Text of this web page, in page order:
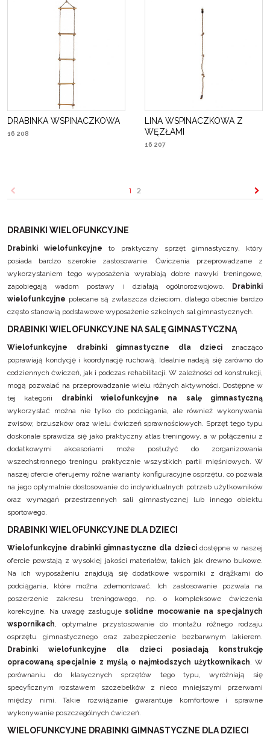
DRABINKA WSPINACZKOWA
16 208
LINA WSPINACZKOWA Z
WĘZŁAMI
16 207
1 2
DRABINKI WIELOFUNKCYJNE
Drabinki wielofunkcyjne to praktyczny sprzęt gimnastyczny, który
posiada bardzo szerokie zastosowanie. Ćwiczenia przeprowadzane z
wykorzystaniem tego wyposażenia wyrabiają dobre nawyki treningowe,
zapobiegają wadom postawy i działają ogólnorozwojowo.
Drabinki
wielofunkcyjne polecane są zwłaszcza dzieciom, dlatego obecnie bardzo
często stanowią podstawowe wyposażenie szkolnych sal gimnastycznych.
DRABINKI WIELOFUNKCYJNE NA SALĘ GIMNASTYCZNĄ
Wielofunkcyjne drabinki gimnastyczne dla dzieci znacząco
poprawiają kondycję i koordynację ruchową. Idealnie nadają się zarówno do
codziennych ćwiczeń, jak i podczas rehabilitacji. W zależności od konstrukcji,
mogą pozwalać na przeprowadzanie wielu różnych aktywności. Dostępne w
tej kategorii drabinki wielofunkcyjne na salę gimnastyczną
wykorzystać można nie tylko do podciągania, ale również wykonywania
zwisów, brzuszków oraz wielu ćwiczeń sprawnościowych. Sprzęt tego typu
doskonale sprawdza się jako praktyczny atlas treningowy, a w połączeniu z
dodatkowymi akcesoriami może posłużyć do zorganizowania
wszechstronnego treningu praktycznie wszystkich partii mięśniowych. W
naszej ofercie oferujemy różne warianty konfiguracyjne osprzętu, co pozwala
na jego optymalnie dostosowanie do indywidualnych potrzeb użytkowników
oraz wymagań przestrzennych sali gimnastycznej lub innego obiektu
sportowego.
DRABINKI WIELOFUNKCYJNE DLA DZIECI
Wielofunkcyjne drabinki gimnastyczne dla dzieci dostępne w naszej
ofercie powstają z wysokiej jakości materiałów, takich jak drewno bukowe.
Na ich wyposażeniu znajdują się dodatkowe wsporniki z drążkami do
podciągania, które można zdemontować. Ich zastosowanie pozwala na
poszerzenie zakresu treningowego, np. o kompleksowe ćwiczenia
korekcyjne. Na uwagę zasługujesolidne mocowanie na specjalnych
wspornikach, optymalne przystosowanie do montażu różnego rodzaju
osprzętu gimnastycznego oraz zabezpieczenie bezbarwnym lakierem.
Drabinki wielofunkcyjne dla dzieci posiadają konstrukcję
opracowaną specjalnie z myślą o najmłodszych użytkownikach. W
porównaniu do klasycznych sprzętów tego typu, wyróżniają się
specyficznym rozstawem szczebelków z nieco mniejszymi przerwami
między nimi. Takie rozwiązanie gwarantuje komfortowe i sprawne
wykonywanie poszczególnych ćwiczeń.
WIELOFUNKCYJNE DRABINKI GIMNASTYCZNE DLA DZIECI